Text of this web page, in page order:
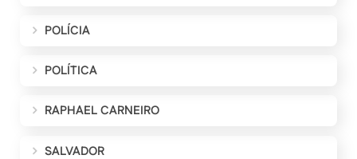
POLÍCIA
POLÍTICA
RAPHAEL CARNEIRO
SALVADOR